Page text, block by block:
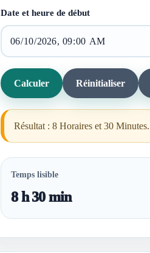
Date et heure de début
Calculer Réinitialiser
Résultat : 8 Horaires et 30 Minutes.
Temps lisible
8 h 30 min